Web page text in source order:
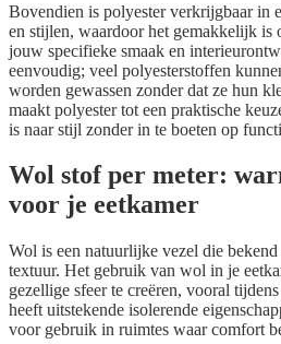
Bovendien is polyester verkrijgbaar in
en stijlen, waardoor het gemakkelijk is
jouw specifieke smaak en
eenvoudig; veel polyesterstoffen
worden gewassen zonder dat ze hun
maakt polyester tot een praktische
is naar stijl zonder in te boeten op
Wol stof per meter:
voor je eetkamer
Wol is een natuurlijke vezel die
textuur. Het gebruik van wol in je
gezellige sfeer te creëren, vooral
heeft uitstekende isolerende
voor gebruik in ruimtes waar comfort